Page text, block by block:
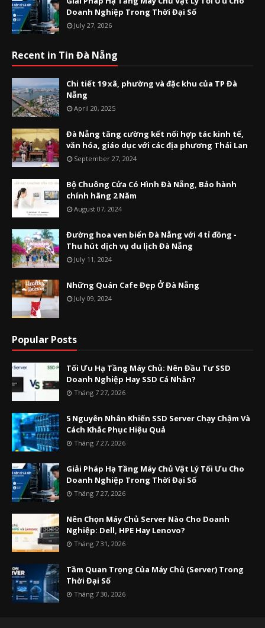
Doanh Nghiệp Trong Thời Đại Số
July 27, 2026
Recent in Tin Đà Nẵng
Chi tiết 19 xã, phường và đặc khu của TP Đà
Nẵng
April 20, 2025
Đà Nẵng tăng cường kết nối hợp tác kinh tế,
văn hóa, giáo dục với các địa phương Thái Lan
September 27, 2024
Bộ Chuông Cửa Có Hình Đà Nẵng, Bảo hành
chính hãng 2 Năm
August 07, 2024
Đường hoa ven biển Đà Nẵng với 4 tỉ đồng -
Thu hút dịch vụ du lịch Đà Nẵng
July 11, 2024
Những Quán Cafe Đẹp Ở Đà Nẵng
July 09, 2024
Popular Posts
Tối Ưu Hạ Tầng Máy Chủ: Nên Đầu Tư SSD
Doanh Nghiệp Hay SSD Cá Nhân?
Tháng 7 27, 2026
5 Nguyên Nhân Khiến SSD Server Chạy Chậm Và
Cách Khắc Phục Hiệu Quả
Tháng 7 27, 2026
Giải Pháp Hạ Tầng Máy Chủ Vật Lý Tối Ưu Cho
Doanh Nghiệp Trong Thời Đại Số
Tháng 7 27, 2026
Nên Chọn Máy Chủ Server Nào Cho Doanh
Nghiệp: Dell, HPE Hay Lenovo?
Tháng 7 31, 2026
Tầm Quan Trọng Của Máy Chủ (Server) Trong
Thời Đại Số
Tháng 7 30, 2026